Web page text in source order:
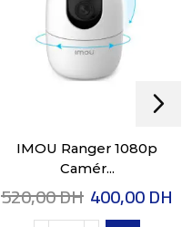
IMOU Ranger 1080p
Camér...
520,00DH 400,00DH